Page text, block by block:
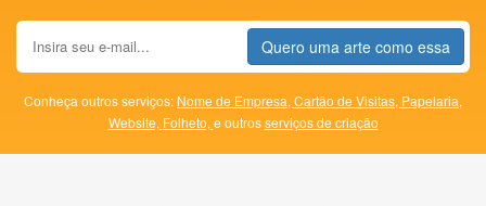
Quero uma arte como essa
Conheça outros serviços: Nome de Empresa, Cartão de Visitas, Papelaria,
Website, Folheto, e outrosserviços de criação